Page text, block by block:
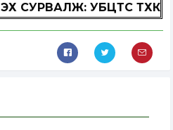
ЭХ СУРВАЛЖ: УБЦТС ТӨХК